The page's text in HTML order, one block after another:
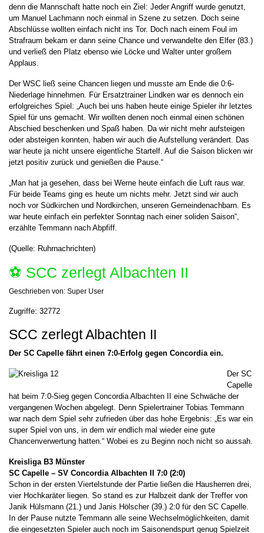
denn die Mannschaft hatte noch ein Ziel: Jeder Angriff wurde genutzt,
um Manuel Lachmann noch einmal in Szene zu setzen. Doch seine
Abschlüsse wollten einfach nicht ins Tor. Doch nach einem Foul im
Strafraum bekam er dann seine Chance und verwandelte den Elfer (83.)
und verließ den Platz ebenso wie Löcke und Walter unter großem
Applaus.
Der WSC ließ seine Chancen liegen und musste am Ende die 0:6-
Niederlage hinnehmen. Für Ersatztrainer Lindken war es dennoch ein
erfolgreiches Spiel: „Auch bei uns haben heute einige Spieler ihr letztes
Spiel für uns gemacht. Wir wollten denen noch einmal einen schönen
Abschied beschenken und Spaß haben. Da wir nicht mehr aufsteigen
oder absteigen konnten, haben wir auch die Aufstellung verändert. Das
war heute ja nicht unsere eigentliche Startelf. Auf die Saison blicken wir
jetzt positiv zurück und genießen die Pause.“
„Man hat ja gesehen, dass bei Werne heute einfach die Luft raus war.
Für beide Teams ging es heute um nichts mehr. Jetzt sind wir auch
noch vor Südkirchen und Nordkirchen, unseren Gemeindenachbarn. Es
war heute einfach ein perfekter Sonntag nach einer soliden Saison“,
erzählte Temmann nach Abpfiff.
(Quelle: Ruhrnachrichten)
⚽️ SCC zerlegt Albachten II
Geschrieben von: Super User
Zugriffe: 32772
SCC zerlegt Albachten II
Der SC Capelle fährt einen 7:0-Erfolg gegen Concordia ein.
Der SC
Capelle
hat beim 7:0-Sieg gegen Concordia Albachten II eine Schwäche der
vergangenen Wochen abgelegt. Denn Spielertrainer Tobias Temmann
war nach dem Spiel sehr zufrieden über das hohe Ergebnis: „Es war ein
super Spiel von uns, in dem wir endlich mal wieder eine gute
Chancenverwertung hatten.“ Wobei es zu Beginn noch nicht so aussah.
Kreisliga B3 Münster
SC Capelle – SV Concordia Albachten II 7:0 (2:0)
Schon in der ersten Viertelstunde der Partie ließen die Hausherren drei,
vier Hochkaräter liegen. So stand es zur Halbzeit dank der Treffer von
Janik Hülsmann (21.) und Janis Hölscher (39.) 2:0 für den SC Capelle.
In der Pause nutzte Temmann alle seine Wechselmöglichkeiten, damit
die eingesetzten Spieler auch noch im Saisonendspurt genug Spielzeit